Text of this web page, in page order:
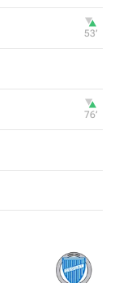
53‎’‎
76‎’‎